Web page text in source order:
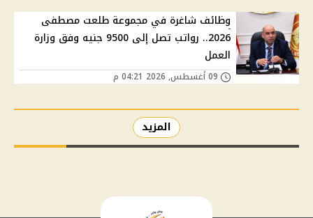
وظائف شاغرة في مجموعة طلعت مصطفى
2026.. رواتب تصل إلى 9500 جنيه وفق وزارة
العمل
المزيد